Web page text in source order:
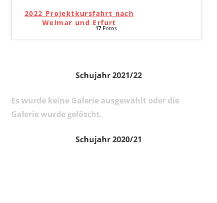
2022 Projektkursfahrt nach
Weimar und Erfurt
17Fotos
Schujahr 2021/22
Es wurde keine Galerie ausgewählt oder die
Galerie wurde gelöscht.
Schujahr 2020/21